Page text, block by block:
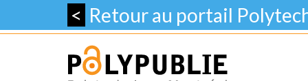
< Retour au portail